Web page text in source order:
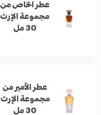
عطر الخاص من
مجموعة الإرث
30 مل
عطر الأمير من
مجموعة الإرث
30 مل